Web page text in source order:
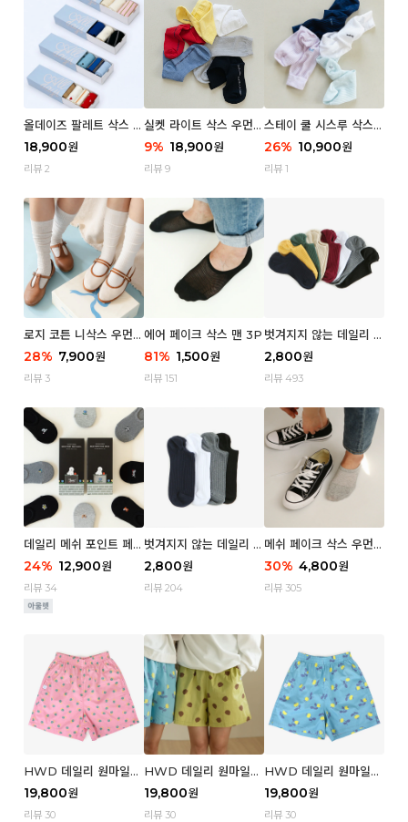
올데이즈 팔레트 삭스 우
먼 5P
18,900원
리뷰 2
실켓 라이트 삭스 우먼 3
P
9% 18,900원
리뷰 9
스테이 쿨 시스루 삭스
우먼 2P
26% 10,900원
리뷰 1
로지 코튼 니삭스 우먼 1
P
28% 7,900원
리뷰 3
에어 페이크 삭스 맨 3P
81% 1,500원
리뷰 151
벗겨지지 않는 데일리 페
이크 삭스 (우먼)
2,800원
리뷰 493
데일리 메쉬 포인트 페이
크 삭스 우먼 4P
24% 12,900원
리뷰 34
벗겨지지 않는 데일리 페
이크 삭스 (맨)
2,800원
리뷰 204
메쉬 페이크 삭스 우먼 3
P
30% 4,800원
리뷰 305
HWD 데일리 원마일
쇼츠 - 04 Aroma (우
먼)
19,800원
리뷰 30
HWD 데일리 원마일
쇼츠 - 03 Poodle (우
먼)
19,800원
리뷰 30
HWD 데일리 원마일
쇼츠 - 02 Chouchou
(우먼)
19,800원
리뷰 30